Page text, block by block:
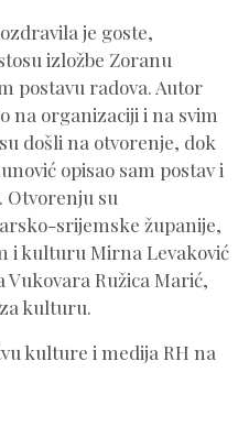
je goste,
izložbe Zoranu
postavu radova. Autor
na organizaciji i na svim
došli na otvorenje, dok
opisao sam postav i
Otvorenju su
srijemske županije,
i kulturu Mirna Levaković
Ružica Marić,
kulturu.
kulture i medija RH na